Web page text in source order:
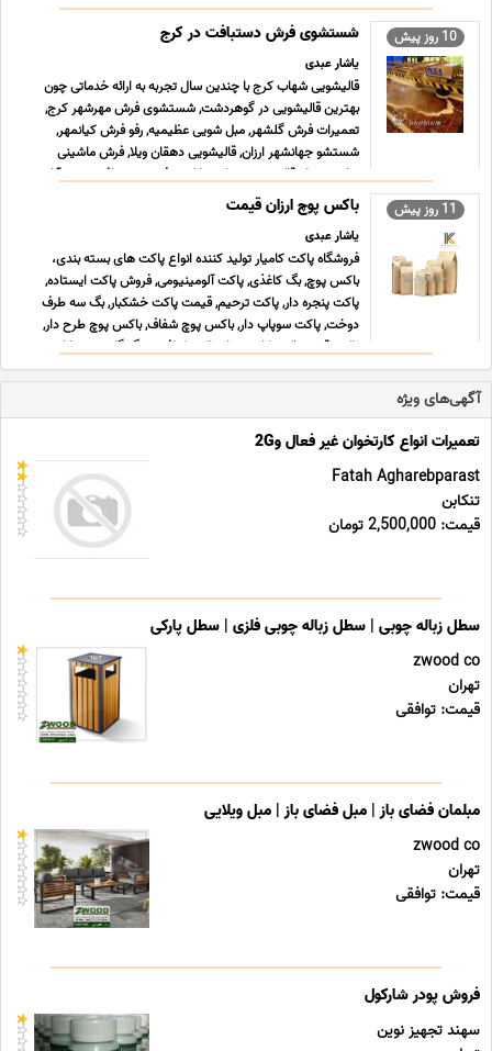
10 روز پیش شستشوی فرش دستبافت در کرج
یاشار عبدی
قالیشویی شهاب کرج با چندین سال تجربه به ارائه خدماتی چون
بهترین قالیشویی در گوهردشت, شستشوی فرش مهرشهر کرج,
تعمیرات فرش گلشهر, مبل شویی عظیمیه, رفو فرش کیانمهر,
شستشو جهانشهر ارزان, قالیشویی دهقان ویلا, فرش ماشینی
شاهین ویلا, قالیشویی جهان نما کرج, فرش دستبافت سرحدآباد,
شستشو تاب ... ...
11 روز پیش باکس پوچ ارزان قیمت
یاشار عبدی
فروشگاه پاکت کامیار تولید کننده انواع پاکت های بسته بندی،
باکس پوچ, بگ کاغذی, پاکت آلومینیومی, فروش پاکت ایستاده,
پاکت پنجره دار, پاکت ترحیم, قیمت پاکت خشکبار, بگ سه طرف
دوخت, پاکت سوپاپ دار, باکس پوچ شفاف, باکس پوچ طرح دار,
پاکت قهوه, پاکت کاست دار, پاکت کرافت و بگ گلاسه در بازا ... ...
آگهی‌های ویژه
تعمیرات انواع کارتخوان غیر فعال و2G
Fatah Agharebparast
تنکابن
قیمت: 2,500,000 تومان
سطل زباله چوبی | سطل زباله چوبی فلزی | سطل پارکی
zwood co
تهران
قیمت: توافقی
مبلمان فضای باز | مبل فضای باز | مبل ویلایی
zwood co
تهران
قیمت: توافقی
فروش پودر شارکول
سهند تجهیز نوین